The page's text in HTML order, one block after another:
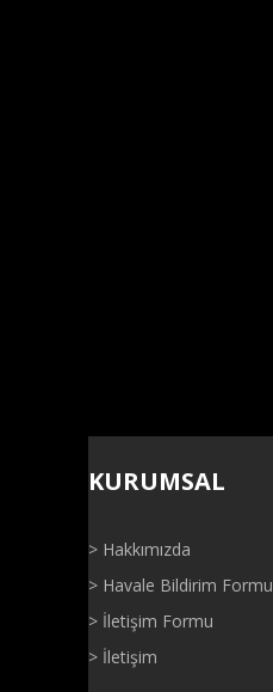
KURUMSAL
> Hakkımızda
> Havale Bildirim Formu
> İletişim Formu
> İletişim